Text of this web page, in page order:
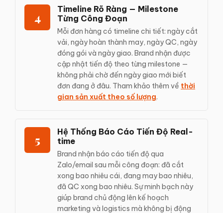
4
Timeline Rõ Ràng — Milestone
Từng Công Đoạn
Mỗi đơn hàng có timeline chi tiết: ngày cắt
vải, ngày hoàn thành may, ngày QC, ngày
đóng gói và ngày giao. Brand nhận được
cập nhật tiến độ theo từng milestone —
không phải chờ đến ngày giao mới biết
đơn đang ở đâu. Tham khảo thêm về thời
gian sản xuất theo số lượng.
5
Hệ Thống Báo Cáo Tiến Độ Real-
time
Brand nhận báo cáo tiến độ qua
Zalo/email sau mỗi công đoạn: đã cắt
xong bao nhiêu cái, đang may bao nhiêu,
đã QC xong bao nhiêu. Sự minh bạch này
giúp brand chủ động lên kế hoạch
marketing và logistics mà không bị động